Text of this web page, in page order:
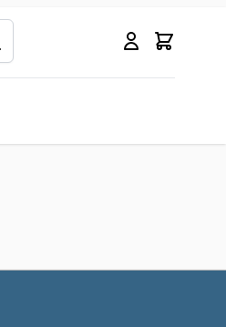
Kurv